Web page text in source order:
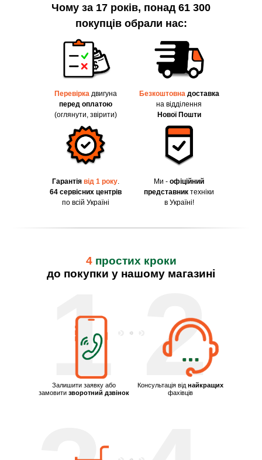
Чому за 17 років, понад 61 300
покупців обрали нас:
Перевірка двигуна
перед оплатою
(оглянути, звірити)
Гарантія від 1 року.
64 сервісних центрів
по всій Україні
Безкоштовна доставка
на відділення
Нової Пошти
Ми - офіційний
представник техніки
в Україні!
1 2
Залишити заявку або
замовити зворотний дзвінок
Консультація від найкращих
фахівців
4 простих кроки
до покупки у нашому магазині